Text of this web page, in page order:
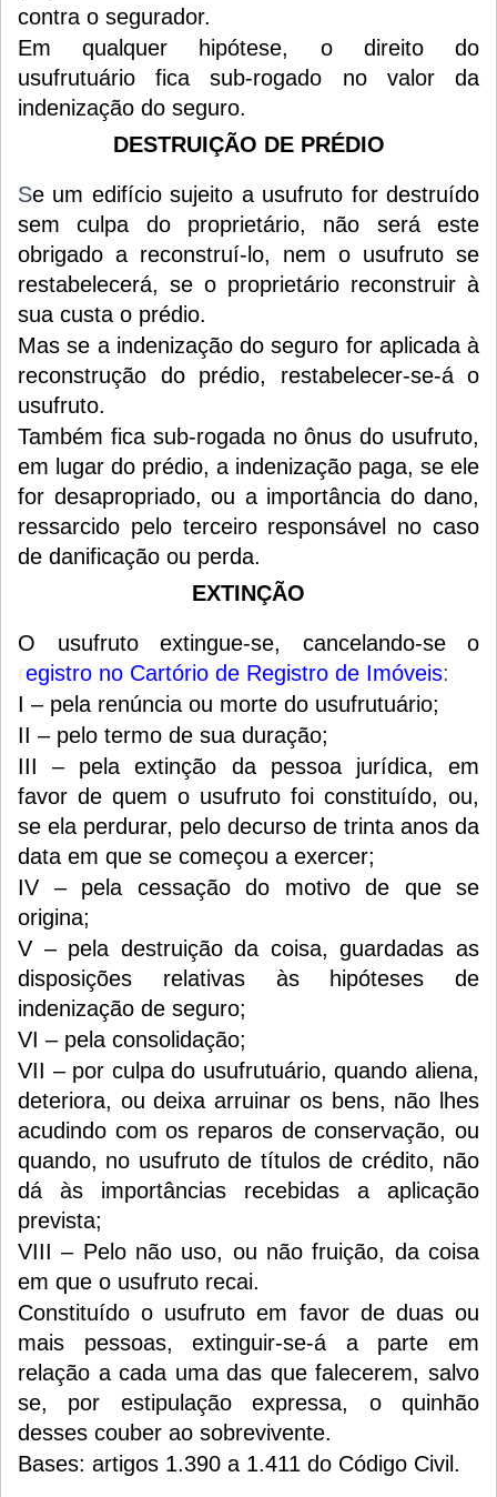
contra o segurador.
Em qualquer hipótese, o direito do
usufrutuário fica sub-rogado no valor da
indenização do seguro.
DESTRUIÇÃO DE PRÉDIO
Se um edifício sujeito a usufruto for destruído
sem culpa do proprietário, não será este
obrigado a reconstruí-lo, nem o usufruto se
restabelecerá, se o proprietário reconstruir à
sua custa o prédio.
Mas se a indenização do seguro for aplicada à
reconstrução do prédio, restabelecer-se-á o
usufruto.
Também fica sub-rogada no ônus do usufruto,
em lugar do prédio, a indenização paga, se ele
for desapropriado, ou a importância do dano,
ressarcido pelo terceiro responsável no caso
de danificação ou perda.
EXTINÇÃO
O usufruto extingue-se, cancelando-se o
egistro no Cartório de Registro de Imóveis:
I – pela renúncia ou morte do usufrutuário;
II – pelo termo de sua duração;
III – pela extinção da pessoa jurídica, em
favor de quem o usufruto foi constituído, ou,
se ela perdurar, pelo decurso de trinta anos da
data em que se começou a exercer;
IV – pela cessação do motivo de que se
origina;
V – pela destruição da coisa, guardadas as
disposições relativas às hipóteses de
indenização de seguro;
VI – pela consolidação;
VII – por culpa do usufrutuário, quando aliena,
deteriora, ou deixa arruinar os bens, não lhes
acudindo com os reparos de conservação, ou
quando, no usufruto de títulos de crédito, não
dá às importâncias recebidas a aplicação
prevista;
VIII – Pelo não uso, ou não fruição, da coisa
em que o usufruto recai.
Constituído o usufruto em favor de duas ou
mais pessoas, extinguir-se-á a parte em
relação a cada uma das que falecerem, salvo
se, por estipulação expressa, o quinhão
desses couber ao sobrevivente.
Bases: artigos 1.390 a 1.411 do Código Civil.